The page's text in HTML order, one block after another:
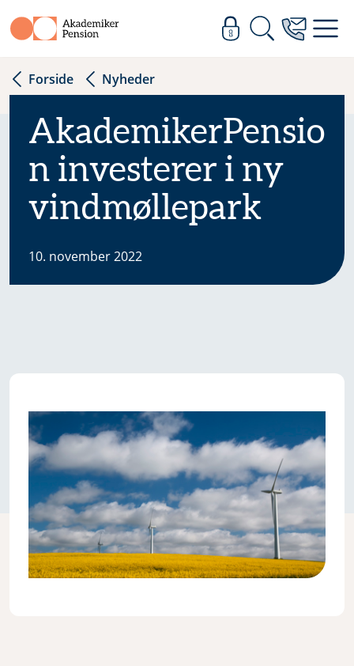
Forside Nyheder
AkademikerPensio
n investerer i ny
vindmøllepark
10. november 2022